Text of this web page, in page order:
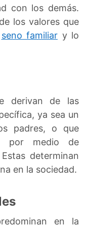
con los demás.
los valores que
seno familiar y lo
derivan de las
ya sea un
padres, o que
por medio de
determinan
en la sociedad.
en la